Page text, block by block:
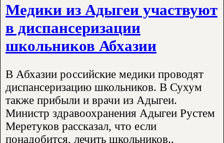
Медики из Адыгеи участвуют
в диспансеризации
школьников Абхазии
В Абхазии российские медики проводят
диспансеризацию школьников. В Сухум
также прибыли и врачи из Адыгеи.
Министр здравоохранения Адыгеи Рустем
Меретуков рассказал, что если
понадобится, лечить школьников..